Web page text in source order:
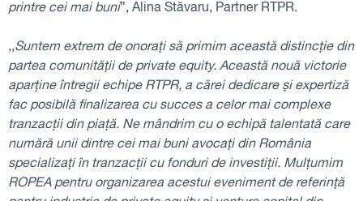
printre cei mai buni”, Alina Stăvaru, Partner RTPR.
,,Suntem extrem de onorați să primim această distincție din
partea comunității de private equity. Această nouă victorie
aparține întregii echipe RTPR, a cărei dedicare și expertiză
fac posibilă finalizarea cu succes a celor mai complexe
tranzacții din piață. Ne mândrim cu o echipă talentată care
numără unii dintre cei mai buni avocați din România
specializați în tranzacții cu fonduri de investiții. Mulțumim
ROPEA pentru organizarea acestui eveniment de referință